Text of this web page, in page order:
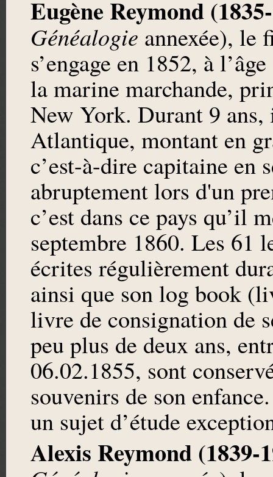
Eugène Reymond
Généalogie annexée), le
s’engage en 1852, à
la marine marchande,
New York. Durant 9 ans,
Atlantique, montant en
c’est-à-dire capitaine en
abruptement lors d'un
c’est dans ce pays qu’il
septembre 1860. Les 61
écrites régulièrement
ainsi que son log book
livre de consignation de
peu plus de deux ans,
06.02.1855, sont
souvenirs de son
un sujet d’étude
Alexis Reymond (1839-